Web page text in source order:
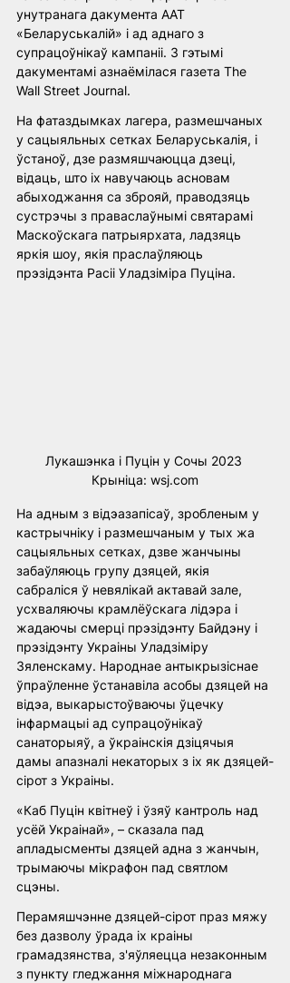
унутранага дакумента ААТ
«Беларуськалій» і ад аднаго з
супрацоўнікаў кампаніі. З гэтымі
дакументамі азнаёмілася газета The
Wall Street Journal.
На фатаздымках лагера, размешчаных
у сацыяльных сетках Беларуськалія, і
ўстаноў, дзе размяшчаюцца дзеці,
відаць, што іх навучаюць асновам
абыходжання са зброяй, праводзяць
сустрэчы з праваслаўнымі святарамі
Маскоўскага патрыярхата, ладзяць
яркія шоу, якія праслаўляюць
прэзідэнта Расіі Уладзіміра Пуціна.
Лукашэнка і Пуцін у Сочы 2023
Крыніца: wsj.com
На адным з відэазапісаў, зробленым у
кастрычніку і размешчаным у тых жа
сацыяльных сетках, дзве жанчыны
забаўляюць групу дзяцей, якія
сабраліся ў невялікай актавай зале,
усхваляючы крамлёўскага лідэра і
жадаючы смерці прэзідэнту Байдэну і
прэзідэнту Украіны Уладзіміру
Зяленскаму. Народнае антыкрызіснае
ўпраўленне ўстанавіла асобы дзяцей на
відэа, выкарыстоўваючы ўцечку
інфармацыі ад супрацоўнікаў
санаторыяў, а ўкраінскія дзіцячыя
дамы апазналі некаторых з іх як дзяцей-
сірот з Украіны.
«Каб Пуцін квітнеў і ўзяў кантроль над
усёй Украінай», – сказала пад
апладысменты дзяцей адна з жанчын,
трымаючы мікрафон пад святлом
сцэны.
Перамяшчэнне дзяцей-сірот праз мяжу
без дазволу ўрада іх краіны
грамадзянства, з'яўляецца незаконным
з пункту гледжання міжнароднага